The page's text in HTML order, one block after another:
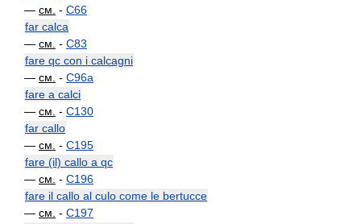
— см. - C66
far calca
— см. - C83
fare qc con i calcagni
— см. - C96a
fare a calci
— см. - C130
far callo
— см. - C195
fare (il) callo a qc
— см. - C196
fare il callo al culo come le bertucce
— см. - C197